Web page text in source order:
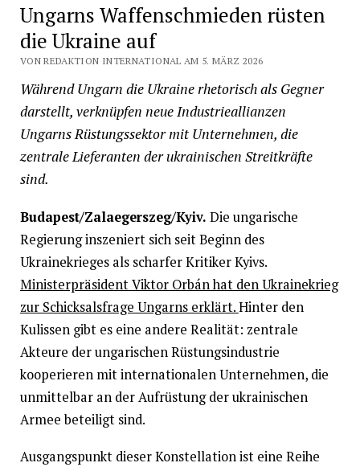
Ungarns Waffenschmieden rüsten
die Ukraine auf
VON REDAKTION INTERNATIONAL AM 5. MÄRZ 2026
Während Ungarn die Ukraine rhetorisch als Gegner
darstellt, verknüpfen neue Industrieallianzen
Ungarns Rüstungssektor mit Unternehmen, die
zentrale Lieferanten der ukrainischen Streitkräfte
sind.
Budapest/Zalaegerszeg/Kyiv. Die ungarische
Regierung inszeniert sich seit Beginn des
Ukrainekrieges als scharfer Kritiker Kyivs.
Ministerpräsident Viktor Orbán hat den Ukrainekrieg
zur Schicksalsfrage Ungarns erklärt.Hinter den
Kulissen gibt es eine andere Realität: zentrale
Akteure der ungarischen Rüstungsindustrie
kooperieren mit internationalen Unternehmen, die
unmittelbar an der Aufrüstung der ukrainischen
Armee beteiligt sind.
Ausgangspunkt dieser Konstellation ist eine Reihe